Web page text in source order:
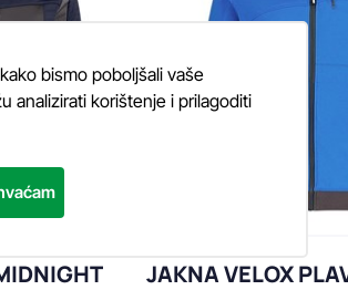
JAKNA VELOX
bismo poboljšali vaše
analizirati korištenje i prilagoditi